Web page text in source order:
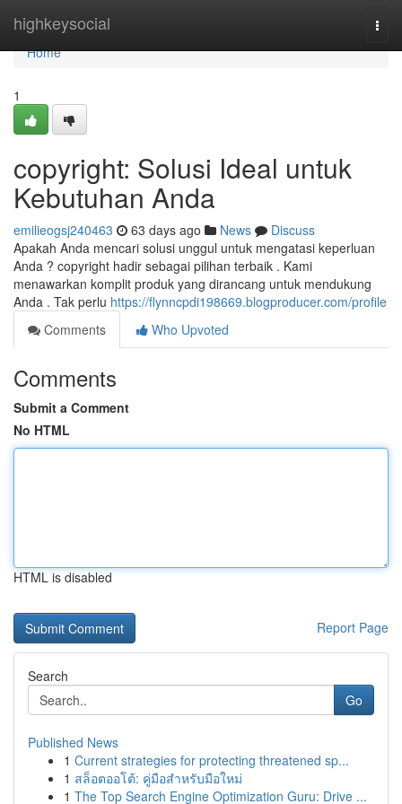
highkeysocial
Home
Home
1
copyright: Solusi Ideal untuk
Kebutuhan Anda
emilieogsj240463 63 days ago News
Discuss
Apakah Anda mencari solusi unggul untuk mengatasi keperluan
Anda ? copyright hadir sebagai pilihan terbaik . Kami
menawarkan komplit produk yang dirancang untuk mendukung
Anda . Tak perlu https://flynncpdi198669.blogproducer.com/profile
Comments
Who Upvoted
Comments
Submit a Comment
No HTML
HTML is disabled
Report Page
Search
Go
Published News
1 Current strategies for protecting threatened sp...
1 สล็อตออโต้: คู่มือสำหรับมือใหม่
1 The Top Search Engine Optimization Guru: Drive ...